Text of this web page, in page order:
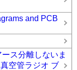
and PCB
分離しないま
空管ラジオ ブ